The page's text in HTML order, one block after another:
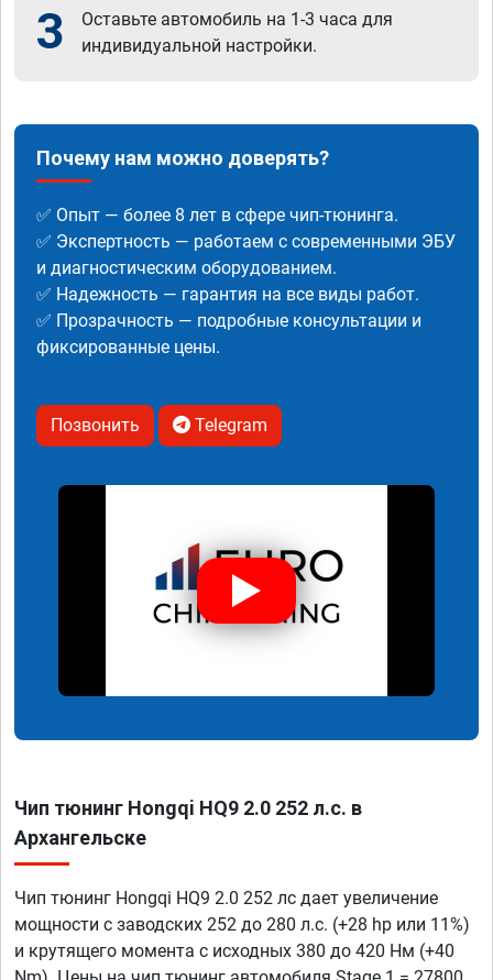
3
Оставьте автомобиль на 1-3 часа для
индивидуальной настройки.
Почему нам можно доверять?
✅ Опыт — более 8 лет в сфере чип-тюнинга.
✅ Экспертность — работаем с современными ЭБУ
и диагностическим оборудованием.
✅ Надежность — гарантия на все виды работ.
✅ Прозрачность — подробные консультации и
фиксированные цены.
Позвонить Telegram
Чип тюнинг Hongqi HQ9 2.0 252 л.с. в
Архангельске
Чип тюнинг Hongqi HQ9 2.0 252 лс дает увеличение
мощности с заводских 252 до 280 л.с. (+28 hp или 11%)
и крутящего момента с исходных 380 до 420 Нм (+40